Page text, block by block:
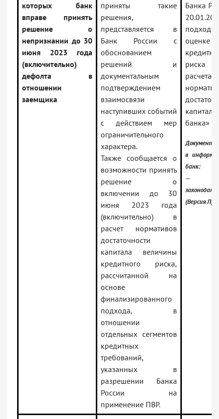
которых банк
вправе принять
решение о
непризнании до 30
июня 2023 года
(включительно)
дефолта в
отношении
заемщика
приняты такие
решения,
представляется в
Банк России с
обоснованием
решений и
документальным
подтверждением
взаимосвязи
наступивших событий
с действием мер
ограничительного
характера.
Также сообщается о
возможности принять
решение о
включении до 30
июня 2023 года
(включительно) в
расчет нормативов
достаточности
капитала величины
кредитного риска,
рассчитанной на
основе
финализированного
подхода, в
отношении
отдельных сегментов
кредитных
требований,
указанных в
разрешении Банка
России на
применение ПВР.
Банка
оценке
риска в
расчета
капитала
банка»
Документ
в
банк:
—
(Версия